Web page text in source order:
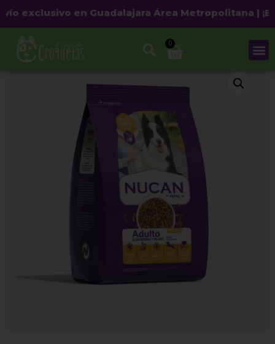
exclusivo en Guadalajara Área Metropolitana |
0